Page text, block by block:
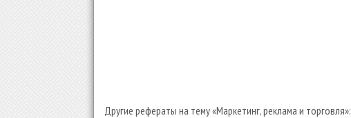
Другие рефераты на тему «Маркетинг, реклама и торговля»: